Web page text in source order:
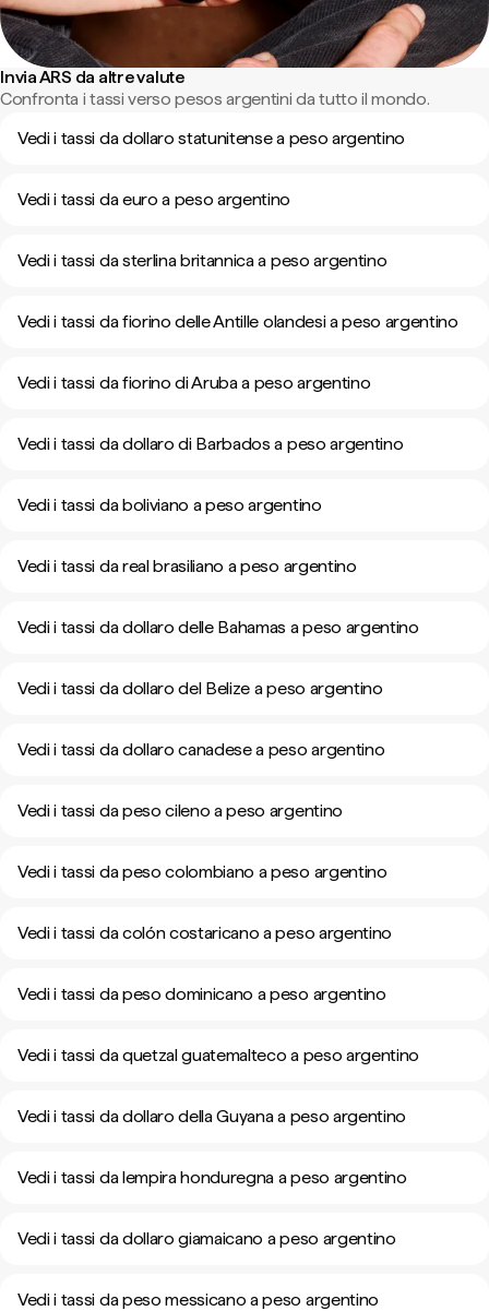
Invia ARS da altre valute
Confronta i tassi verso pesos argentini da tutto il mondo.
Vedi i tassi da dollaro statunitense a peso argentino
Vedi i tassi da euro a peso argentino
Vedi i tassi da sterlina britannica a peso argentino
Vedi i tassi da fiorino delle Antille olandesi a peso argentino
Vedi i tassi da fiorino di Aruba a peso argentino
Vedi i tassi da dollaro di Barbados a peso argentino
Vedi i tassi da boliviano a peso argentino
Vedi i tassi da real brasiliano a peso argentino
Vedi i tassi da dollaro delle Bahamas a peso argentino
Vedi i tassi da dollaro del Belize a peso argentino
Vedi i tassi da dollaro canadese a peso argentino
Vedi i tassi da peso cileno a peso argentino
Vedi i tassi da peso colombiano a peso argentino
Vedi i tassi da colón costaricano a peso argentino
Vedi i tassi da peso dominicano a peso argentino
Vedi i tassi da quetzal guatemalteco a peso argentino
Vedi i tassi da dollaro della Guyana a peso argentino
Vedi i tassi da lempira honduregna a peso argentino
Vedi i tassi da dollaro giamaicano a peso argentino
Vedi i tassi da peso messicano a peso argentino